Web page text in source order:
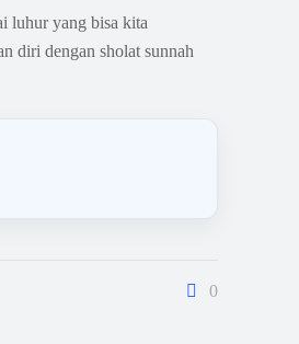
luhur yang bisa kita
diri dengan sholat sunnah
0